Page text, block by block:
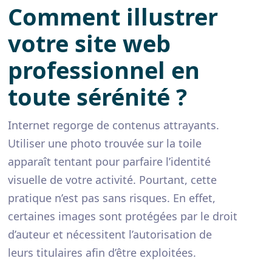
Comment illustrer
votre site web
professionnel en
toute sérénité ?
Internet regorge de contenus attrayants.
Utiliser une photo trouvée sur la toile
apparaît tentant pour parfaire l’identité
visuelle de votre activité. Pourtant, cette
pratique n’est pas sans risques. En effet,
certaines images sont protégées par le droit
d’auteur et nécessitent l’autorisation de
leurs titulaires afin d’être exploitées.